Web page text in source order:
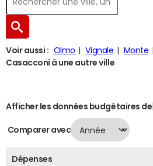
Voir aussi : Olmo Vignale Monte
Casacconi à une autre ville
Afficher les données budgétaires de
Comparer avec
Dépenses